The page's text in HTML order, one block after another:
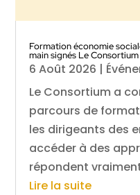
Formation économie
main signés Le Consortium
6 Août 2026 |
Le Consortium a
parcours de
les dirigeants des
accéder à des
répondent
Lire la suite